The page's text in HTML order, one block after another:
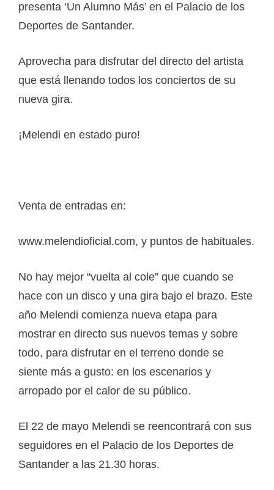
presenta ‘Un Alumno Más’ en el Palacio de los
Deportes de Santander.
Aprovecha para disfrutar del directo del artista
que está llenando todos los conciertos de su
nueva gira.
¡Melendi en estado puro!
Venta de entradas en:
www.melendioficial.com, y puntos de habituales.
No hay mejor “vuelta al cole” que cuando se
hace con un disco y una gira bajo el brazo. Este
año Melendi comienza nueva etapa para
mostrar en directo sus nuevos temas y sobre
todo, para disfrutar en el terreno donde se
siente más a gusto: en los escenarios y
arropado por el calor de su público.
El 22 de mayo Melendi se reencontrará con sus
seguidores en el Palacio de los Deportes de
Santander a las 21.30 horas.